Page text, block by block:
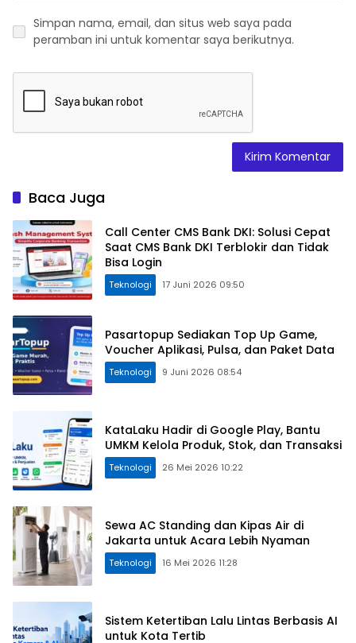
Simpan nama, email, dan situs web saya pada
peramban ini untuk komentar saya berikutnya.
Baca Juga
Call Center CMS Bank DKI: Solusi Cepat
Saat CMS Bank DKI Terblokir dan Tidak
Bisa Login
Teknologi 17 Juni 2026 09:50
Pasartopup Sediakan Top Up Game,
Voucher Aplikasi, Pulsa, dan Paket Data
Teknologi 9 Juni 2026 08:54
KataLaku Hadir di Google Play, Bantu
UMKM Kelola Produk, Stok, dan Transaksi
Teknologi 26 Mei 2026 10:22
Sewa AC Standing dan Kipas Air di
Jakarta untuk Acara Lebih Nyaman
Teknologi 16 Mei 2026 11:28
Sistem Ketertiban Lalu Lintas Berbasis AI
untuk Kota Tertib